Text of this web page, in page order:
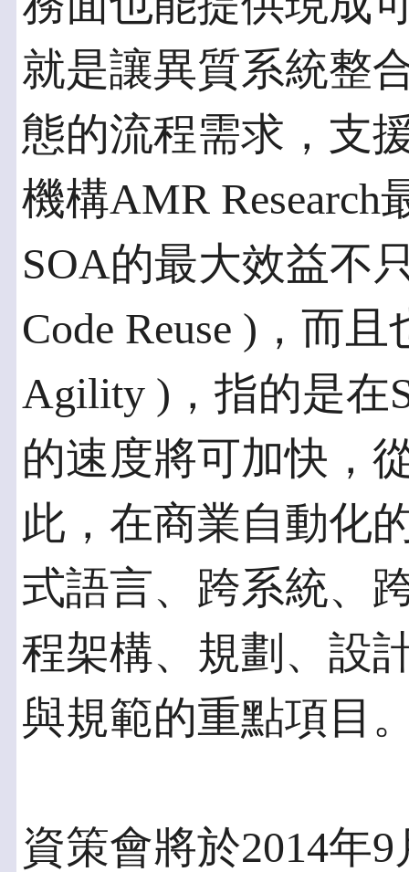
就是讓異質系統整
態的流程需求，支
機構AMR
SOA的最大效益不
Code Reuse )，而
Agility )，指的是在
的速度將可加快，
此，在商業自動化
式語言、跨系統、
程架構、規劃、設
與規範的重點項目
資策會將於2014年